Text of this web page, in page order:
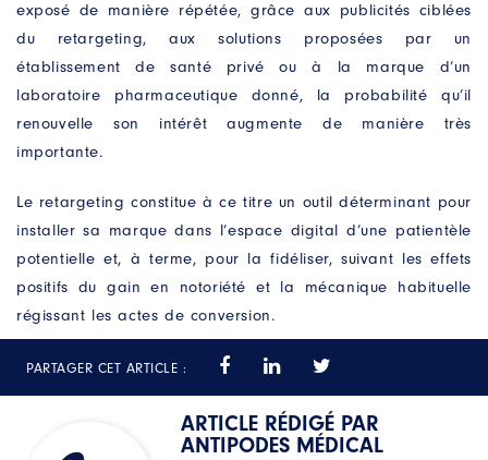
exposé de manière répétée, grâce aux publicités ciblées
du retargeting, aux solutions proposées par un
établissement de santé privé ou à la marque d’un
laboratoire pharmaceutique donné, la probabilité qu’il
renouvelle son intérêt augmente de manière très
importante.
Le retargeting constitue à ce titre un outil déterminant pour
installer sa marque dans l’espace digital d’une patientèle
potentielle et, à terme, pour la fidéliser, suivant les effets
positifs du gain en notoriété et la mécanique habituelle
régissant les actes de conversion.
PARTAGER CET ARTICLE :
ARTICLE RÉDIGÉ PAR
ANTIPODES MÉDICAL